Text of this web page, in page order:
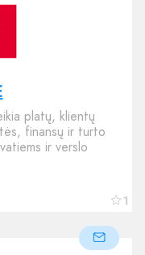
1
platų, klientų
finansų ir turto
ir verslo